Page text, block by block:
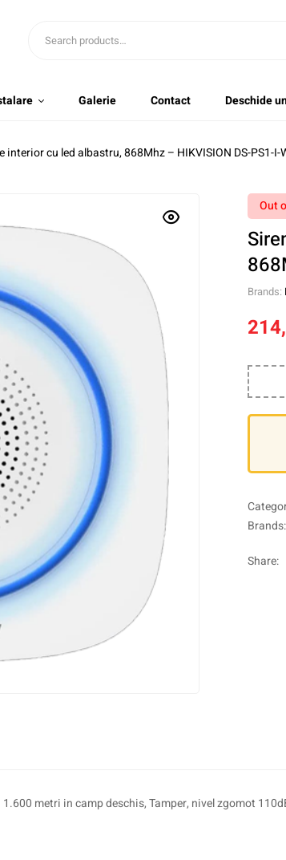
Galerie Contact Deschide
interior cu led albastru, 868Mhz – HIKVISION DS-PS1-I-
Out
Brands:
Brands:
Share:
metri in camp deschis, Tamper, nivel zgomot